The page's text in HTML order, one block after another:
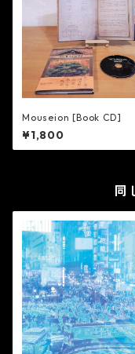
Mouseion [Book CD]
¥1,800
同